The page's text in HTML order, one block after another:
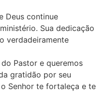
Deus continue
Sua dedicação
verdadeiramente
Pastor e queremos
gratidão por seu
Senhor te fortaleça e te